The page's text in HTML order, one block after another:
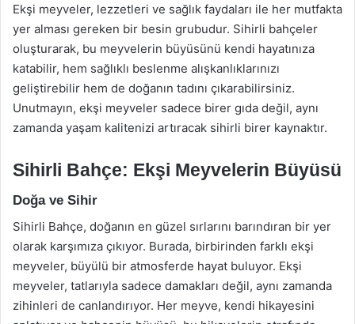
Ekşi meyveler, lezzetleri ve sağlık faydaları ile her mutfakta
yer alması gereken bir besin grubudur. Sihirli bahçeler
oluşturarak, bu meyvelerin büyüsünü kendi hayatınıza
katabilir, hem sağlıklı beslenme alışkanlıklarınızı
geliştirebilir hem de doğanın tadını çıkarabilirsiniz.
Unutmayın, ekşi meyveler sadece birer gıda değil, aynı
zamanda yaşam kalitenizi artıracak sihirli birer kaynaktır.
Sihirli Bahçe: Ekşi Meyvelerin Büyüsü
Doğa ve Sihir
Sihirli Bahçe, doğanın en güzel sırlarını barındıran bir yer
olarak karşımıza çıkıyor. Burada, birbirinden farklı ekşi
meyveler, büyülü bir atmosferde hayat buluyor. Ekşi
meyveler, tatlarıyla sadece damakları değil, aynı zamanda
zihinleri de canlandırıyor. Her meyve, kendi hikayesini